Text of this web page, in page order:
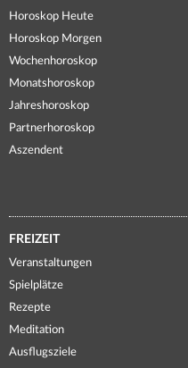
Horoskop Heute
Horoskop Morgen
Wochenhoroskop
Monatshoroskop
Jahreshoroskop
Partnerhoroskop
Aszendent
FREIZEIT
Veranstaltungen
Spielplätze
Rezepte
Meditation
Ausflugsziele